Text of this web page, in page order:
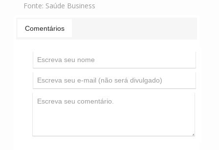
Fonte: Saúde Business
Comentários